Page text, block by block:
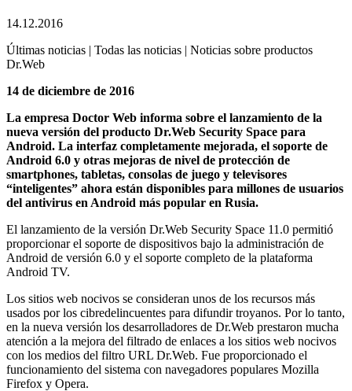
14.12.2016
Últimas noticias | Todas las noticias | Noticias sobre productos
Dr.Web
14 de diciembre de 2016
La empresa Doctor Web informa sobre el lanzamiento de la
nueva versión del producto Dr.Web Security Space para
Android. La interfaz completamente mejorada, el soporte de
Android 6.0 y otras mejoras de nivel de protección de
smartphones, tabletas, consolas de juego y televisores
“inteligentes” ahora están disponibles para millones de usuarios
del antivirus en Android más popular en Rusia.
El lanzamiento de la versión Dr.Web Security Space 11.0 permitió
proporcionar el soporte de dispositivos bajo la administración de
Android de versión 6.0 y el soporte completo de la plataforma
Android TV.
Los sitios web nocivos se consideran unos de los recursos más
usados por los cibredelincuentes para difundir troyanos. Por lo tanto,
en la nueva versión los desarrolladores de Dr.Web prestaron mucha
atención a la mejora del filtrado de enlaces a los sitios web nocivos
con los medios del filtro URL Dr.Web. Fue proporcionado el
funcionamiento del sistema con navegadores populares Mozilla
Firefox y Opera.